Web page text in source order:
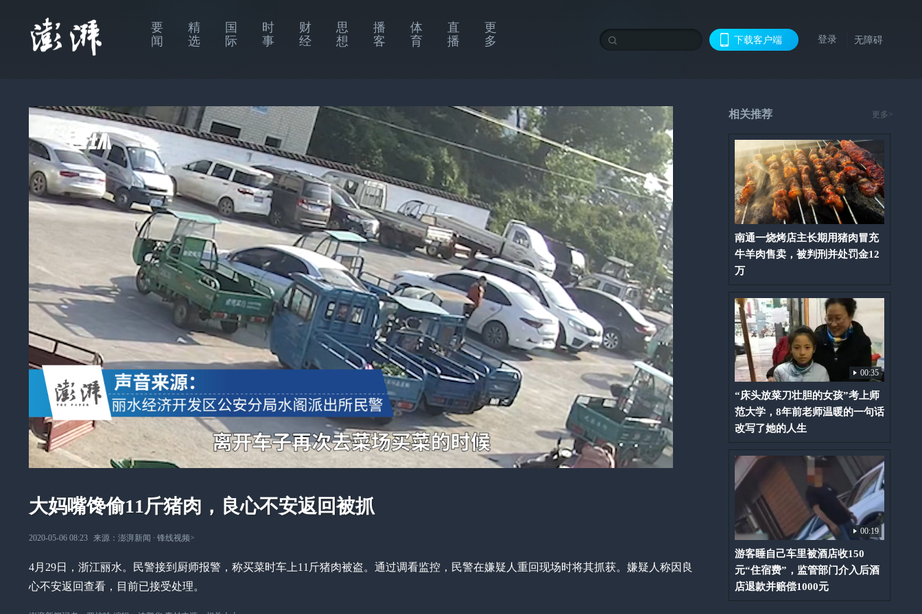
要
闻
精
选
国
际
时
事
财
经
思
想
播
客
体
育
直
播
更
多
下载客户端 登录 无障碍
大妈嘴馋偷11斤猪肉，良心不安返回被抓
2020-05-06 08:23 来源： 澎湃新闻 ∙ 锋线视频>
4月29日，浙江丽水。民警接到厨师报警，称买菜时车上11斤猪肉被盗。通过调看监控，民警在嫌疑人重回现场时将其抓获。嫌疑人称因良
心不安返回查看，目前已接受处理。
相关推荐 更多>
南通一烧烤店主长期用猪肉冒充
牛羊肉售卖，被判刑并处罚金12
万
00:35
“床头放菜刀壮胆的女孩”考上师
范大学，8年前老师温暖的一句话
改写了她的人生
00:19
游客睡自己车里被酒店收150
元“住宿费”，监管部门介入后酒
店退款并赔偿1000元